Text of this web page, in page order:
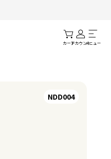
カートアカウントメニュー
NDD004